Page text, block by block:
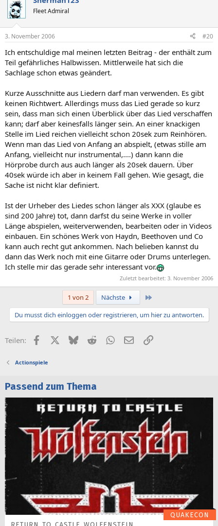
Fleet Admiral
3. November 2006 #20
Ich entschuldige mal meinen letzten Beitrag - der enthält zum
Teil gefährliches Halbwissen. Mittlerweile hat sich die
Sachlage schon etwas geändert.
Kurze Ausschnitte aus Liedern darf man verwenden. Es gibt
keinen Richtwert. Allerdings muss das Lied gerade so kurz
sein, dass man sich einen Überblick über das Lied verschaffen
kann; darf aber keinesfalls länger sein. An einer knackigen
Stelle im Lied reichen vielleicht schon 20sek zum Reinhören.
Wenn man das Lied von Anfang an abspielt, (etwas stille am
Anfang, vielleicht nur instrumental,....) dann kann die
Hörprobe durch aus auch länger als 20sek dauern. Über
40sek würde ich aber in keinem Fall gehen. Wie gesagt, die
Sache ist nicht klar definiert.
Ist der Urheber des Liedes schon länger als XXX (glaube es
sind 200 Jahre) tot, dann darfst du seine Werke in voller
Länge abspielen, weiterverwenden, bearbeiten oder in Videos
einbauen. Ein schönes Werk von Haydn, Beethoven und Co
kann auch recht gut ankommen. Nach belieben kannst du
dann das Werk noch mit eine Gitarre oder Drums unterlegen.
Ich stelle mir das gerade sehr interessant vor.
Zuletzt bearbeitet: 3. November 2006
1 von 2 Nächste
Du musst dich einloggen oder registrieren, um hier zu antworten.
Teilen: FacebookX (Twitter)
BlueskyRedditWhatsApp
E-MailLink
Actionspiele
Passend zum Thema
QUAKECON